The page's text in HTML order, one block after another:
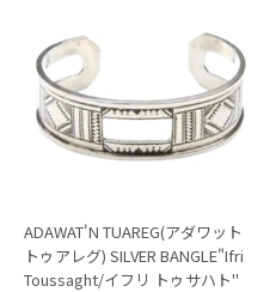
ADAWAT'N TUAREG(アダワット
トゥアレグ) SILVER BANGLE"Ifri
Toussaght/イフリ トゥサハト"